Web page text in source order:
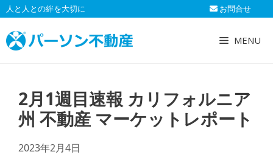
コ
ン
テ
ン
人と人との絆を大切に お問合せ
MENU
2月1週目速報 カリフォルニア
州 不動産 マーケットレポート
2023年2月4日